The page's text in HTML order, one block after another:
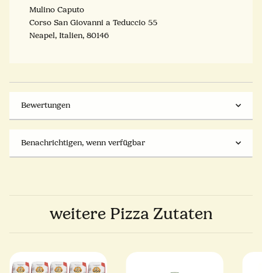
Mulino Caputo
Corso San Giovanni a Teduccio 55
Neapel, Italien, 80146
Bewertungen
Benachrichtigen, wenn verfügbar
weitere Pizza Zutaten